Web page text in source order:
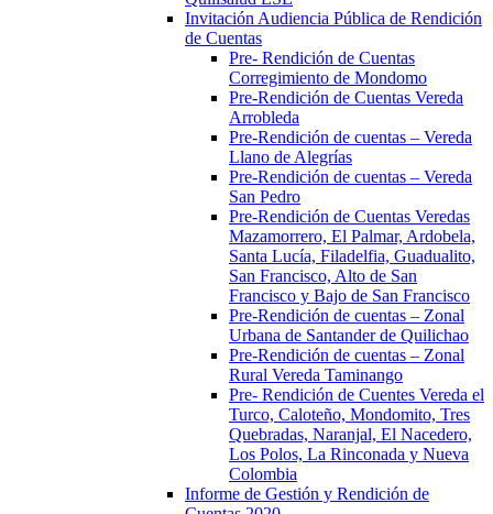
Invitación Audiencia Pública de Rendición
de Cuentas
Pre- Rendición de Cuentas
Corregimiento de Mondomo
Pre-Rendición de Cuentas Vereda
Arrobleda
Pre-Rendición de cuentas – Vereda
Llano de Alegrías
Pre-Rendición de cuentas – Vereda
San Pedro
Pre-Rendición de Cuentas Veredas
Mazamorrero, El Palmar, Ardobela,
Santa Lucía, Filadelfia, Guadualito,
San Francisco, Alto de San
Francisco y Bajo de San Francisco
Pre-Rendición de cuentas – Zonal
Urbana de Santander de Quilichao
Pre-Rendición de cuentas – Zonal
Rural Vereda Taminango
Pre- Rendición de Cuentes Vereda el
Turco, Caloteño, Mondomito, Tres
Quebradas, Naranjal, El Nacedero,
Los Polos, La Rinconada y Nueva
Colombia
Informe de Gestión y Rendición de